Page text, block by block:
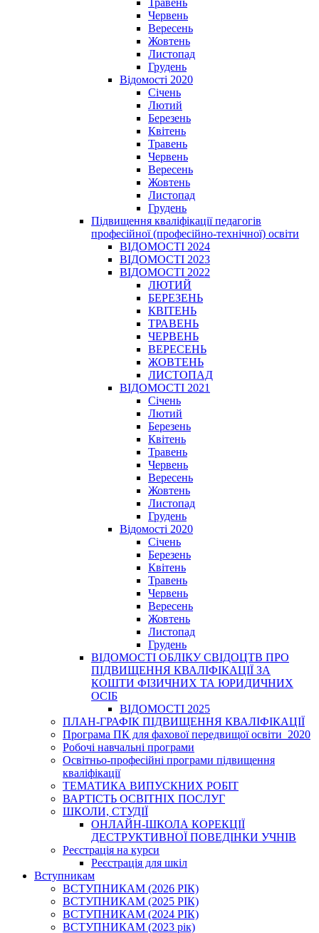
Травень
Червень
Вересень
Жовтень
Листопад
Грудень
Відомості 2020
Січень
Лютий
Березень
Квітень
Травень
Червень
Вересень
Жовтень
Листопад
Грудень
Підвищення кваліфікації педагогів
професійної (професійно-технічної) освіти
ВІДОМОСТІ 2024
ВІДОМОСТІ 2023
ВІДОМОСТІ 2022
ЛЮТИЙ
БЕРЕЗЕНЬ
КВІТЕНЬ
ТРАВЕНЬ
ЧЕРВЕНЬ
ВЕРЕСЕНЬ
ЖОВТЕНЬ
ЛИСТОПАД
ВІДОМОСТІ 2021
Січень
Лютий
Березень
Квітень
Травень
Червень
Вересень
Жовтень
Листопад
Грудень
Відомості 2020
Січень
Березень
Квітень
Травень
Червень
Вересень
Жовтень
Листопад
Грудень
ВІДОМОСТІ ОБЛІКУ СВІДОЦТВ ПРО
ПІДВИЩЕННЯ КВАЛІФІКАЦІЇ ЗА
КОШТИ ФІЗИЧНИХ ТА ЮРИДИЧНИХ
ОСІБ
ВІДОМОСТІ 2025
ПЛАН-ГРАФІК ПІДВИЩЕННЯ КВАЛІФІКАЦІЇ
Програма ПК для фахової передвищої освіти_2020
Робочі навчальні програми
Освітньо-професійні програми підвищення
кваліфікації
ТЕМАТИКА ВИПУСКНИХ РОБІТ
ВАРТІСТЬ ОСВІТНІХ ПОСЛУГ
ШКОЛИ, СТУДІЇ
ОНЛАЙН-ШКОЛА КОРЕКЦІЇ
ДЕСТРУКТИВНОЇ ПОВЕДІНКИ УЧНІВ
Реєстрація на курси
Реєстрація для шкіл
Вступникам
ВСТУПНИКАМ (2026 РІК)
ВСТУПНИКАМ (2025 РІК)
ВСТУПНИКАМ (2024 РІК)
ВСТУПНИКАМ (2023 рік)